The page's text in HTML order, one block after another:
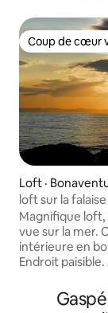
Coup de cœur
Coup de cœur
Loft ·
loft sur la
Magnifique
vue sur la mer.
intérieure en
Endroit
grève, pêche
du Bioparc. À